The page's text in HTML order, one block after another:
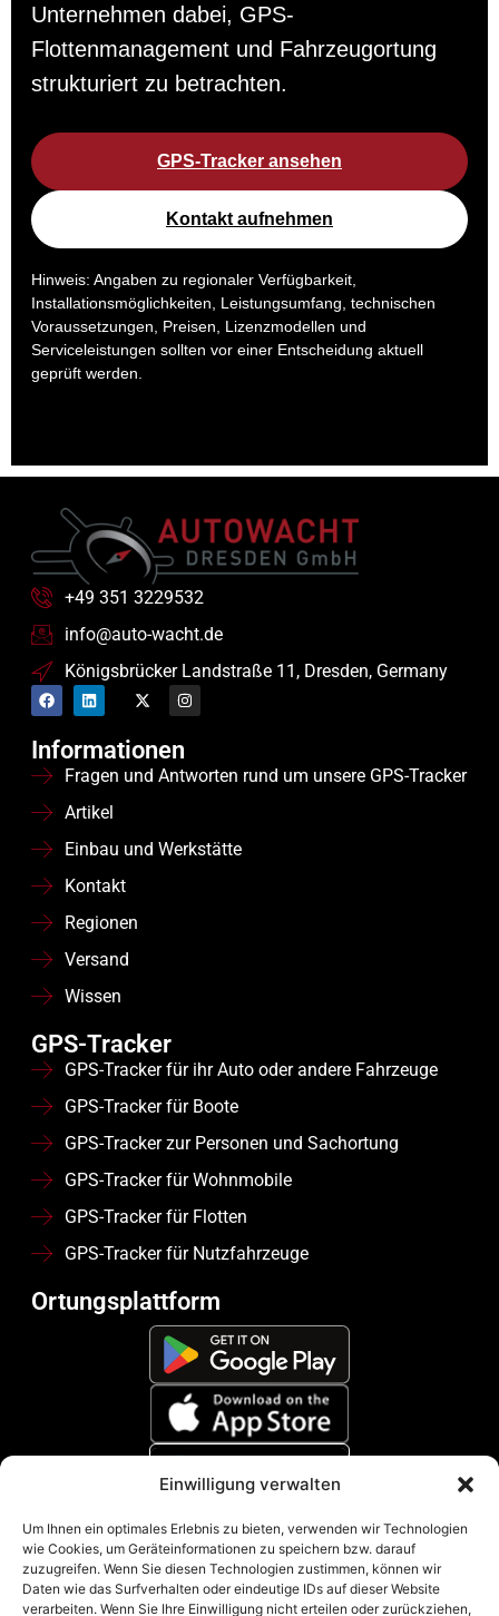
Einwilligung verwalten
Um Ihnen ein optimales Erlebnis zu bieten, verwenden wir Technologien
wie Cookies, um Geräteinformationen zu speichern bzw. darauf
zuzugreifen. Wenn Sie diesen Technologien zustimmen, können wir
Daten wie das Surfverhalten oder eindeutige IDs auf dieser Website
verarbeiten. Wenn Sie Ihre Einwilligung nicht erteilen oder zurückziehen,
Unternehmen dabei, GPS-
Flottenmanagement und Fahrzeugortung
strukturiert zu betrachten.
GPS-Tracker ansehen
Kontakt aufnehmen
Hinweis: Angaben zu regionaler Verfügbarkeit,
Installationsmöglichkeiten, Leistungsumfang, technischen
Voraussetzungen, Preisen, Lizenzmodellen und
Serviceleistungen sollten vor einer Entscheidung aktuell
geprüft werden.
+49 351 3229532
info@auto-wacht.de
Königsbrücker Landstraße 11, Dresden, Germany
Informationen
Fragen und Antworten rund um unsere GPS-Tracker
Artikel
Einbau und Werkstätte
Kontakt
Regionen
Versand
Wissen
GPS-Tracker
GPS-Tracker für ihr Auto oder andere Fahrzeuge
GPS-Tracker für Boote
GPS-Tracker zur Personen und Sachortung
GPS-Tracker für Wohnmobile
GPS-Tracker für Flotten
GPS-Tracker für Nutzfahrzeuge
Ortungsplattform
Zahlungsmethoden